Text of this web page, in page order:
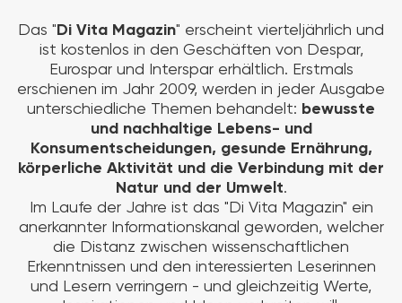
Das " Di Vita Magazin" erscheint vierteljährlich und
ist kostenlos in den Geschäften von Despar,
Eurospar und Interspar erhältlich. Erstmals
erschienen im Jahr 2009, werden in jeder Ausgabe
unterschiedliche Themen behandelt: bewusste
und nachhaltige Lebens- und
Konsumentscheidungen, gesunde Ernährung,
körperliche Aktivität und die Verbindung mit der
Natur und der Umwelt.
Im Laufe der Jahre ist das "Di Vita Magazin" ein
anerkannter Informationskanal geworden, welcher
die Distanz zwischen wissenschaftlichen
Erkenntnissen und den interessierten Leserinnen
und Lesern verringern - und gleichzeitig Werte,